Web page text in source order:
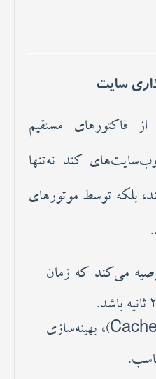
مستقیم
کند نه‌تنها
توسط موتورهای
که زمان
استفاده از کش (Cache)، بهینه‌سازی